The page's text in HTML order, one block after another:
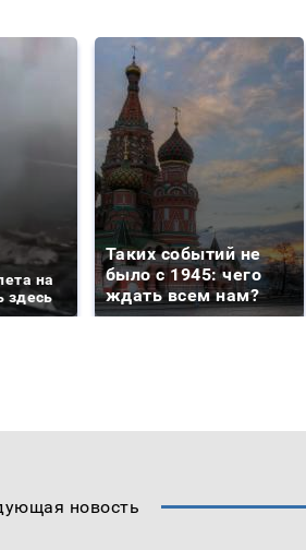
на
здесь
Таких событий не
было с 1945: чего
ждать всем нам?
новость